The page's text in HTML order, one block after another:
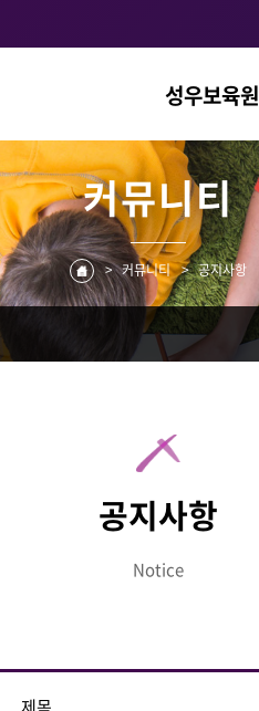
성우보육원
커뮤니티
> 커뮤니티 > 공지사항
공지사항
Notice